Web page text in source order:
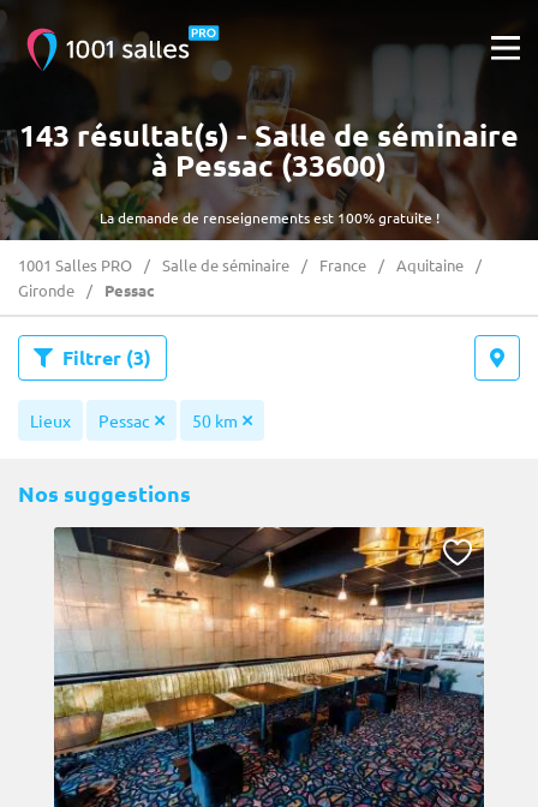
La demande de renseignements est 100% gratuite !
143 résultat(s) - Salle de séminaire
à Pessac (33600)
1001 Salles PRO Salle de séminaire France
Aquitaine
Gironde
Pessac
Filtrer (3)
Lieux Pessac 50 km
Nos suggestions